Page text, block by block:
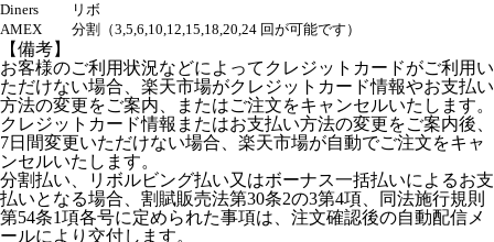
Diners
リボ
AMEX
分割（3,5,6,10,12,15,18,20,24 回が可能です）
【備考】
お客様のご利用状況などによってクレジットカードがご利用い
ただけない場合、楽天市場がクレジットカード情報やお支払い
方法の変更をご案内、またはご注文をキャンセルいたします。
クレジットカード情報またはお支払い方法の変更をご案内後、
7日間変更いただけない場合、楽天市場が自動でご注文をキャ
ンセルいたします。
分割払い、リボルビング払い又はボーナス一括払いによるお支
払いとなる場合、割賦販売法第30条2の3第4項、同法施行規則
第54条1項各号に定められた事項は、注文確認後の自動配信メ
ールにより交付します。